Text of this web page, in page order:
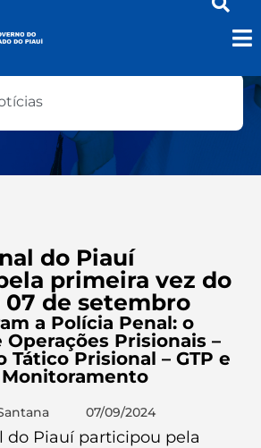
do Piauí
primeira vez do
07 de setembro
a Polícia Penal: o
Operações Prisionais –
Tático Prisional – GTP e
07/09/2024
do Piauí participou pela